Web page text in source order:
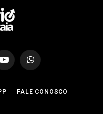
YouTubeWhatsApp
FALE CONOSCO